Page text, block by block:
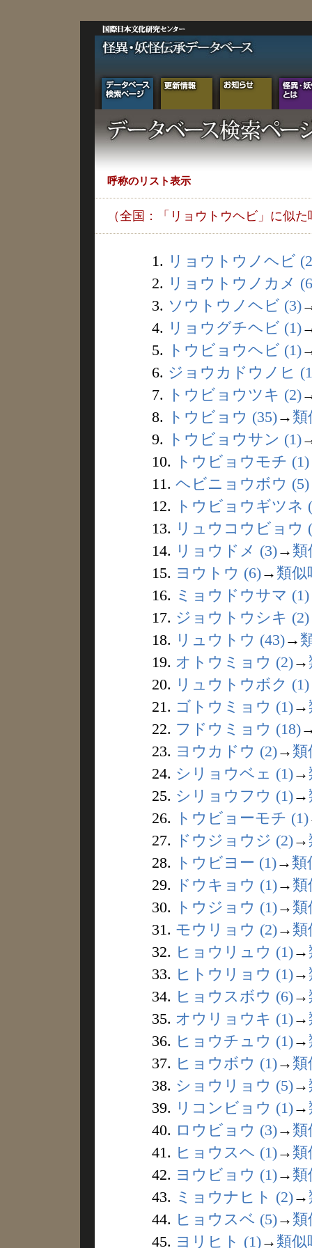
呼称のリスト表示
（全国：「リョウトウヘビ」に似た
1. リョウトウノヘビ
2. リョウトウノカメ
3. ソウトウノヘビ (3)
4. リョウグチヘビ (1)
5.
トウビョウヘビ (1)
6. ジョウカドウノヒ
7.
トウビョウツキ (2)
8.
トウビョウ (35)→ 類
9.
トウビョウサン (1)
10.
トウビョウモチ (1)
11. ヘビニョウボウ (5)
12.
トウビョウギツネ
13. リュウコウビョウ
14. リョウドメ (3)→ 類
15. ヨウトウ (6)→ 類似
16. ミョウドウサマ (1)
17. ジョウトウシキ (2)
18. リュウトウ (43)→
19. オトウミョウ (2)→
20. リュウトウボク (1)
21. ゴトウミョウ (1)→
22. フドウミョウ (18)
23. ヨウカドウ (2)→ 類
24. シリョウベェ (1)→
25. シリョウフウ (1)→
26.
トウビョーモチ (1)
27.
ドウジョウジ (2)→
28.
トウビヨー (1)→ 類
29.
ドウキョウ (1)→ 類
30.
トウジョウ (1)→ 類
31. モウリョウ (2)→ 類
32. ヒョウリュウ (1)→
33. ヒトウリョウ (1)→
34. ヒョウスボウ (6)→
35. オウリョウキ (1)→
36. ヒョウチュウ (1)→
37. ヒョウボウ (1)→ 類
38. ショウリョウ (5)→
39. リコンビョウ (1)→
40. ロウビョウ (3)→ 類
41. ヒョウスヘ (1)→ 類
42. ヨウビョウ (1)→ 類
43. ミョウナヒト (2)→
44. ヒョウスベ (5)→ 類
45. ヨリヒト (1)→ 類似